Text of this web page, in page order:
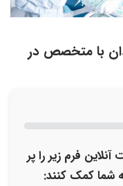
با متخصص در
فرم زیر را پر
شما کمک کنند: